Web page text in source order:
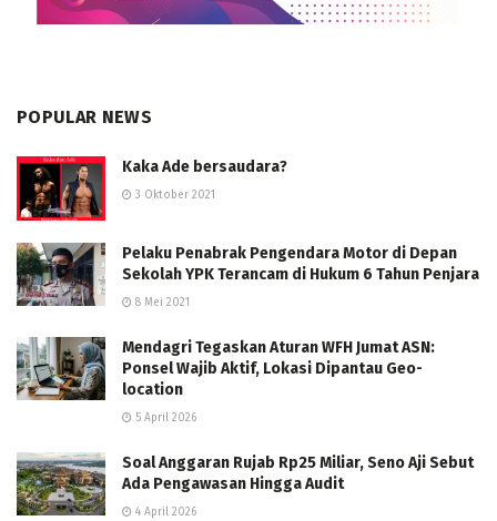
POPULAR NEWS
Kaka Ade bersaudara?
3 Oktober 2021
Pelaku Penabrak Pengendara Motor di Depan
Sekolah YPK Terancam di Hukum 6 Tahun Penjara
8 Mei 2021
Mendagri Tegaskan Aturan WFH Jumat ASN:
Ponsel Wajib Aktif, Lokasi Dipantau Geo-
location
5 April 2026
Soal Anggaran Rujab Rp25 Miliar, Seno Aji Sebut
Ada Pengawasan Hingga Audit
4 April 2026